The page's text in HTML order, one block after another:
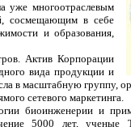
уже многоотраслевым
сосмещающим в себе
и образования,
Актив Корпорации
вида продукции и
в масштабную группу,
сетевого маркетинга.
биоинженерии и
5000 лет, ученые